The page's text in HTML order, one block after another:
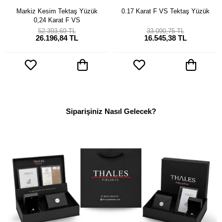
Markiz Kesim Tektaş Yüzük
0,24 Karat F VS
26.196,84 TL
52.393,69 TL
0.17 Karat F VS Tektaş Yüzük
16.545,38 TL
33.090,75 TL
Siparişiniz Nasıl Gelecek?